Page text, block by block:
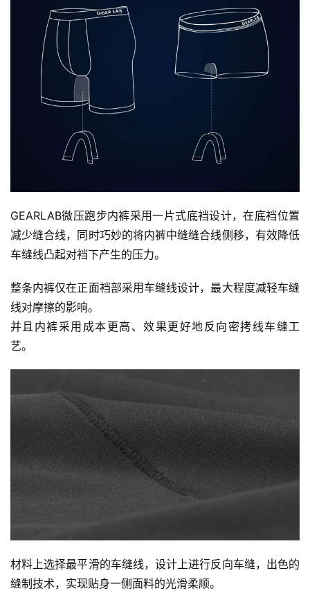
GEARLAB微压跑步内裤采用一片式底裆设计，在底裆位置
减少缝合线，同时巧妙的将内裤中缝缝合线侧移，有效降低
车缝线凸起对裆下产生的压力。
整条内裤仅在正面裆部采用车缝线设计，最大程度减轻车缝
线对摩擦的影响。
并且内裤采用成本更高、效果更好地反向密拷线车缝工
艺。
材料上选择最平滑的车缝线，设计上进行反向车缝，出色的
缝制技术，实现贴身一侧面料的光滑柔顺。